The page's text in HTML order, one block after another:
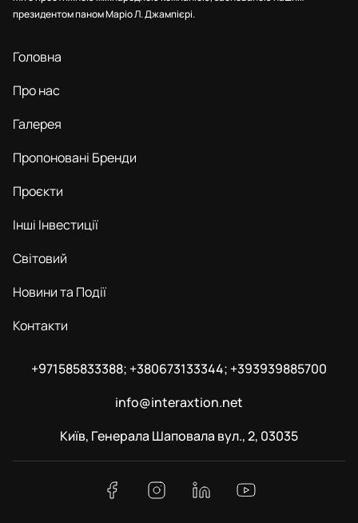
президентом паном Маріо Л. Джампієрі.
Головна
Про нас
Галерея
Пропоновані Бренди
Проєкти
Інші Інвестиції
Світовий
Новини та Події
Контакти
+971585833388; +380673133344; +393939885700
info@interaxtion.net
Київ, Генерала Шаповала вул., 2, 03035